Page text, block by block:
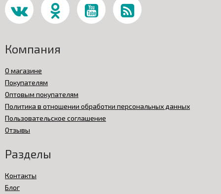
Компания
О магазине
Покупателям
Оптовым покупателям
Политика в отношении обработки персональных данных
Пользовательское соглашение
Отзывы
Разделы
Контакты
Блог